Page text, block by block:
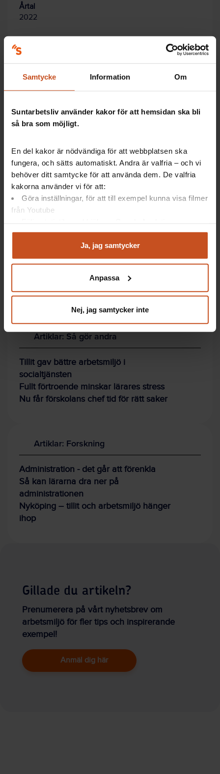
Samtycke Information Om
Suntarbetsliv använder kakor för att hemsidan ska bli
så bra som möjligt.
En del kakor är nödvändiga för att webbplatsen ska
fungera, och sätts automatiskt. Andra är valfria – och vi
behöver ditt samtycke för att använda dem. De valfria
kakorna använder vi för att:
Göra inställningar, för att till exempel kunna visa filmer
från Youtube
Analysera trafik för att kunna visa riktad information
Du kan när som helst återta ditt godkännande genom att
integritet@suntarbetsliv.se.
Ja, jag samtycker
Anpassa
Nej, jag samtycker inte
Årtal
2022
Prata om stress i arbetsgruppen
Stressdialogen
ger er en
stress är.
Här får ni stöd i att komma fram
till hur ni vill ha det och vad ni
behöver jobba vidare med.
Lär er mer om stress – här
finns fakta om hur stress fungerar.
Välj ett av tre områden att arbeta med i er
stress eller hur ni kan arbeta förebyggande.
Klicka här för att utforska Stressdialogen
Artiklar: Så gör andra
Tillit gav bättre arbetsmiljö i
socialtjänsten
Fullt förtroende minskar lärares stress
Nu får förskolans chef tid för rätt saker
Artiklar: Forskning
Administration - det går att förenkla
Så kan lärarna dra ner på
administrationen
Nyköping – tillit och arbetsmiljö hänger
ihop
Gillade du artikeln?
Prenumerera på vårt nyhetsbrev om
arbetsmiljö för fler tips och inspirerande
exempel!
Anmäl dig här